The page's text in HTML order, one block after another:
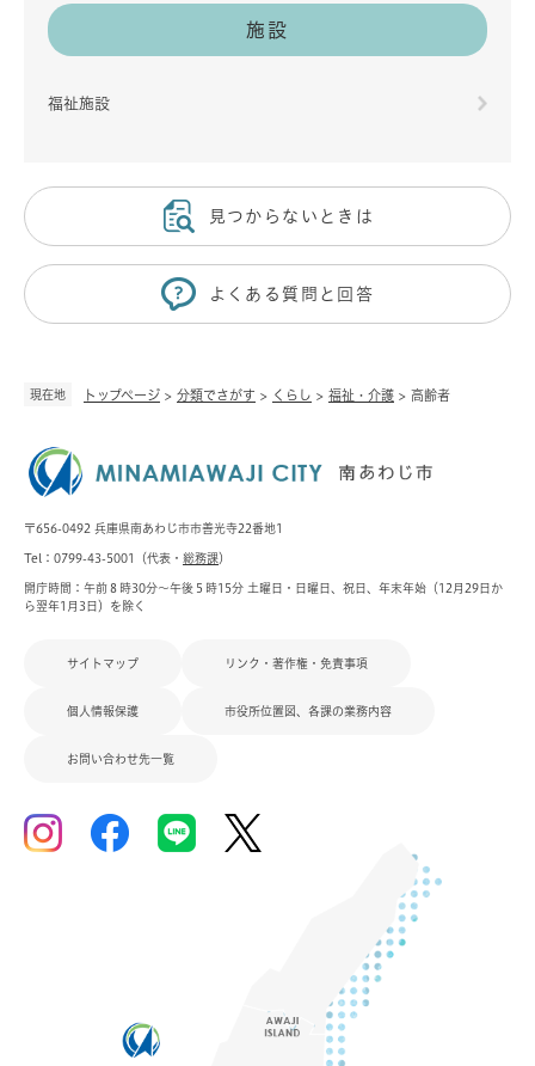
現在地 トップページ > 分類でさがす > くらし > 福祉・介護 > 高齢者
施設
福祉施設
見つからないときは
よくある質問と回答
〒656-0492 兵庫県南あわじ市市善光寺22番地1
Tel：0799-43-5001（代表・ 総務課）
開庁時間：午前８時30分～午後５時15分 土曜日・日曜日、祝日、年末年始（12月29日か
ら翌年1月3日）を除く
サイトマップ リンク・著作権・免責事項
個人情報保護 市役所位置図、各課の業務内容
お問い合わせ先一覧